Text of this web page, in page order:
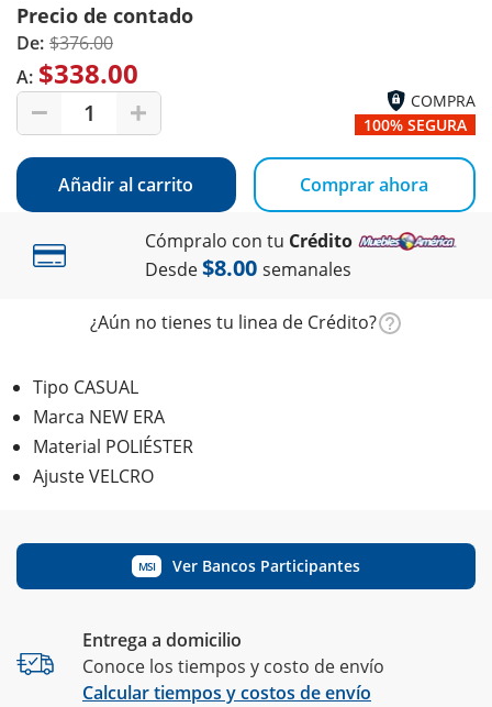
Precio de contado
De: $376.00
A: $338.00
1
COMPRA
100% SEGURA
Añadir al carrito Comprar ahora
Cómpralo con tu Crédito
Desde$8.00 semanales
¿Aún no tienes tu linea de Crédito?
Tipo CASUAL
Marca NEW ERA
Material POLIÉSTER
Ajuste VELCRO
MSI Ver Bancos Participantes
Entrega a domicilio
Conoce los tiempos y costo de envío
Calcular tiempos y costos de envío